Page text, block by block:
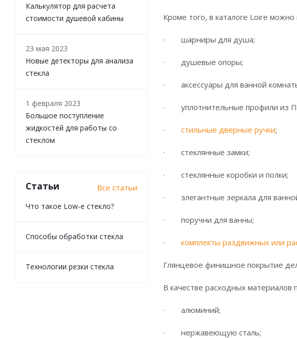
Кроме того, в каталоге Loire можно
· шарниры для душа;
· душевые опоры;
· аксессуары для ванной
· уплотнительные профили из
· стильные дверные ручки;
· стеклянные замки;
· стеклянные коробки и полки;
· элегантные зеркала для
· поручни для ванны;
· комплекты раздвижных или
Глянцевое финишное покрытие
В качестве расходных материалов
· алюминий;
· нержавеющую сталь;
Калькулятор для расчета
стоимости душевой кабины
23 мая 2023
Новые детекторы для анализа
стекла
1 февраля 2023
Большое поступление
жидкостей для работы со
стеклом
Статьи Все статьи
Что такое Low-e стекло?
Способы обработки стекла
Технологии резки стекла